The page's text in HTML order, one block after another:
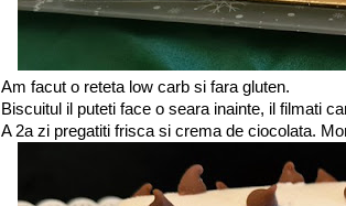
Am facut o reteta low carb si fara gluten.
Biscuitul il puteti face o seara inainte, il filmati
A 2a zi pregatiti frisca si crema de ciocolata.